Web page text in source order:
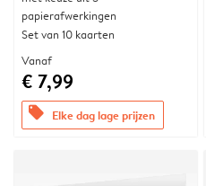
papierafwerkingen
Set van 10 kaarten
Vanaf
€ 7,99
offers Elke dag lage prijzen